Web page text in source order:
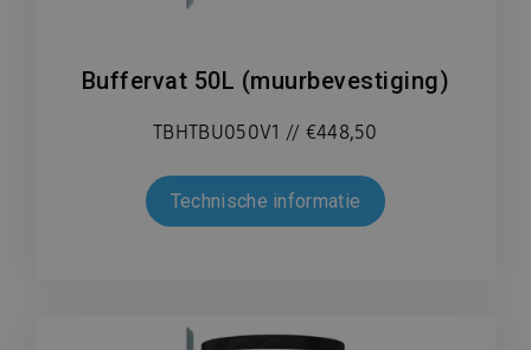
Buffervat 50L (muurbevestiging)
TBHTBU050V1 // €448,50
Technische informatie